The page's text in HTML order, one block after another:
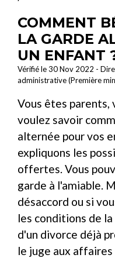
COMMENT
LA GARDE
UN ENFANT
Vérifié le 30 Nov 2022 -
administrative (Première
Vous êtes parents,
voulez savoir
alternée pour vos
expliquons les
offertes. Vous
garde à l'amiable.
désaccord ou si
les conditions de
d'un divorce déjà
le juge aux